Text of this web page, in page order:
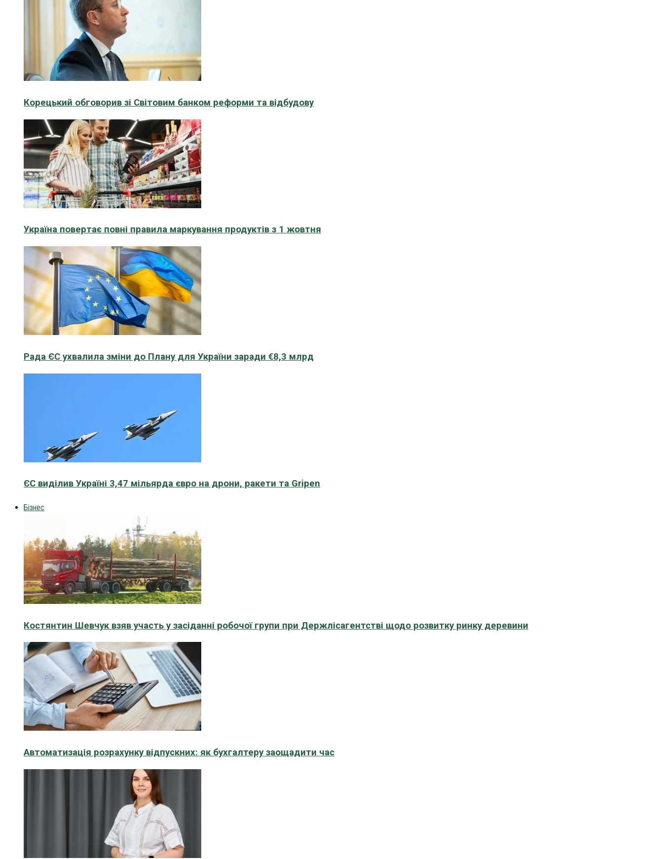
Корецький обговорив зі Світовим банком реформи та відбудову
Україна повертає повні правила маркування продуктів з 1 жовтня
Рада ЄС ухвалила зміни до Плану для України заради €8,3 млрд
ЄС виділив Україні 3,47 мільярда євро на дрони, ракети та Gripen
Бізнес
Костянтин Шевчук взяв участь у засіданні робочої групи при Держлісагентстві щодо розвитку ринку деревини
Автоматизація розрахунку відпускних: як бухгалтеру заощадити час